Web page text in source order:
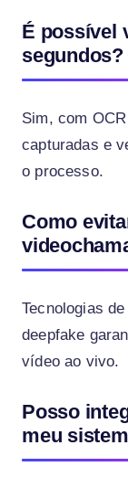
É possível
segundos?
Sim, com
capturadas e
o processo.
Como
Tecnologias
deepfake
vídeo ao vivo.
Posso
meu